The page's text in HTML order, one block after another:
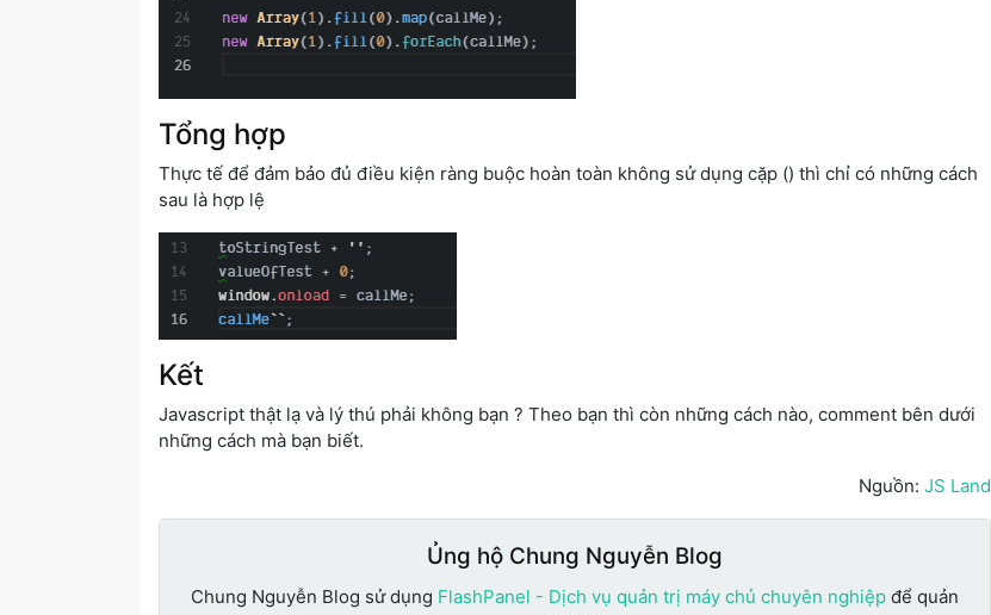
Tổng hợp
Thực tế để đảm bảo đủ điều kiện ràng buộc hoàn toàn không sử dụng cặp () thì chỉ có những cách
sau là hợp lệ
Kết
Javascript thật lạ và lý thú phải không bạn ? Theo bạn thì còn những cách nào, comment bên dưới
những cách mà bạn biết.
Nguồn: JS Land
Ủng hộ Chung Nguyễn Blog
Chung Nguyễn Blog sử dụng FlashPanel - Dịch vụ quản trị máy chủ chuyên nghiệp để quản